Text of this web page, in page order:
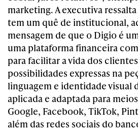
marketing. A executiva
tem um quê de institucional,
mensagem de que o Digio é
uma plataforma financeira
para facilitar a vida dos
possibilidades expressas na
linguagem e identidade visual
aplicada e adaptada para
Google, Facebook, TikTok,
além das redes sociais do